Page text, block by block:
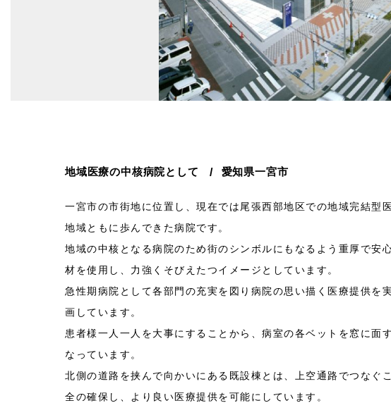
地域医療の中核病院として 愛知県一宮市
一宮市の市街地に位置し、現在では尾張西部地区での地域完結型
地域ともに歩んできた病院です。
地域の中核となる病院のため街のシンボルにもなるよう重厚で安
材を使用し、力強くそびえたつイメージとしています。
急性期病院として各部門の充実を図り病院の思い描く医療提供を
画しています。
患者様一人一人を大事にすることから、病室の各ベットを窓に面
なっています。
北側の道路を挟んで向かいにある既設棟とは、上空通路でつなぐ
全の確保し、より良い医療提供を可能にしています。